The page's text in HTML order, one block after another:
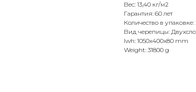
Вес: 13,40 кг/м2
Гарантия: 60 лет
Количество в упаковке:
Вид черепицы:
lwh: 1050x400x80 mm
Weight: 31800 g